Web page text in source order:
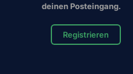
deinen Posteingang.
Registrieren